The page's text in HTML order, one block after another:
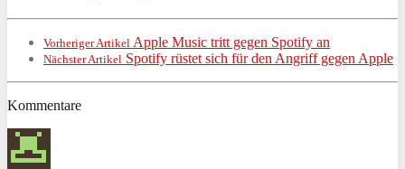
Vorheriger Artikel Apple Music tritt gegen Spotify an
Nächster Artikel Spotify rüstet sich für den Angriff gegen Apple
Kommentare